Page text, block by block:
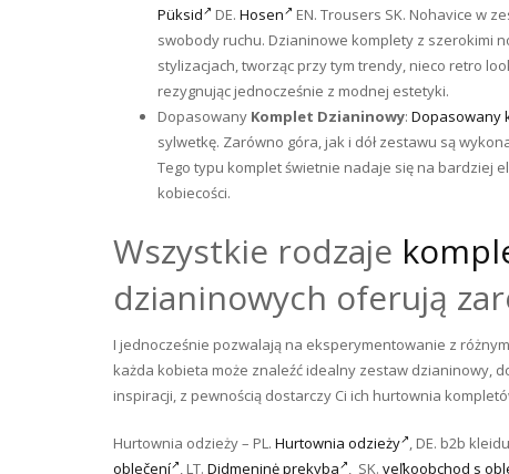
Püksid
DE. Hosen EN. Trousers SK. Nohavice w
swobody ruchu. Dzianinowe komplety z szerokimi
stylizacjach, tworząc przy tym trendy, nieco retro
rezygnując jednocześnie z modnej estetyki.
Dopasowany Komplet Dzianinowy: Dopasowany
sylwetkę. Zarówno góra, jak i dół zestawu są
Tego typu komplet świetnie nadaje się na bardziej
kobiecości.
Wszystkie rodzaje
dzianinowych oferują
I jednocześnie pozwalają na eksperymentowanie z
każda kobieta może znaleźć idealny zestaw dzianinowy,
inspiracji, z pewnością dostarczy Ci ich hurtownia
Hurtownia odzieży – PL. Hurtownia odzieży , DE. b2b
oblečení , LT. Didmeninė prekyba , SK. veľkoobchod s